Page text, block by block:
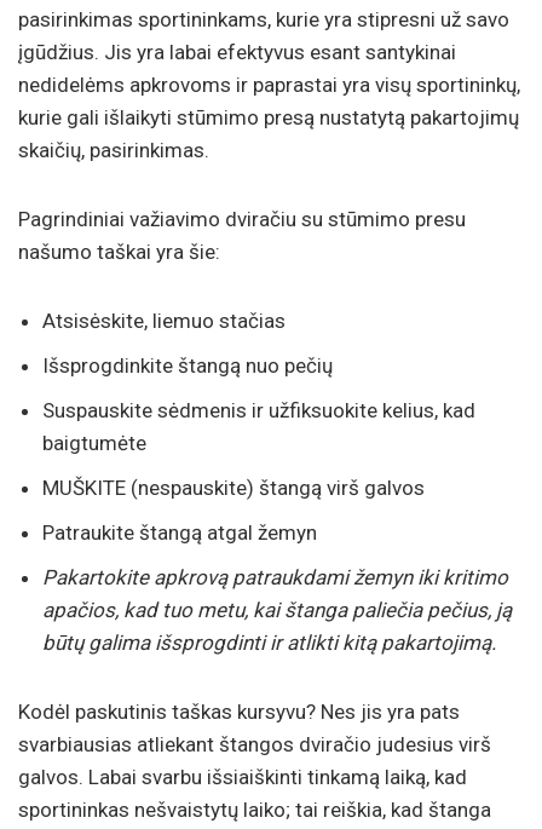
pasirinkimas sportininkams, kurie yra stipresni už savo
įgūdžius. Jis yra labai efektyvus esant santykinai
nedidelėms apkrovoms ir paprastai yra visų sportininkų,
kurie gali išlaikyti stūmimo presą nustatytą pakartojimų
skaičių, pasirinkimas.
Pagrindiniai važiavimo dviračiu su stūmimo presu
našumo taškai yra šie:
Atsisėskite, liemuo stačias
Išsprogdinkite štangą nuo pečių
Suspauskite sėdmenis ir užfiksuokite kelius, kad
baigtumėte
MUŠKITE (nespauskite) štangą virš galvos
Patraukite štangą atgal žemyn
Pakartokite apkrovą patraukdami žemyn iki kritimo
apačios, kad tuo metu, kai štanga paliečia pečius, ją
būtų galima išsprogdinti ir atlikti kitą pakartojimą.
Kodėl paskutinis taškas kursyvu? Nes jis yra pats
svarbiausias atliekant štangos dviračio judesius virš
galvos. Labai svarbu išsiaiškinti tinkamą laiką, kad
sportininkas nešvaistytų laiko; tai reiškia, kad štanga